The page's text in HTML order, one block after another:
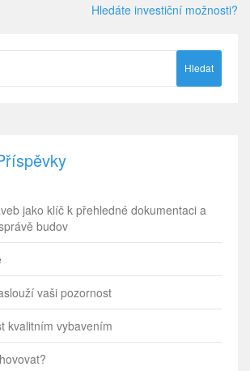
Hledáte investiční možnosti?
jako klíč k přehledné dokumentaci a
budov
vaši pozornost
kvalitním vybavením